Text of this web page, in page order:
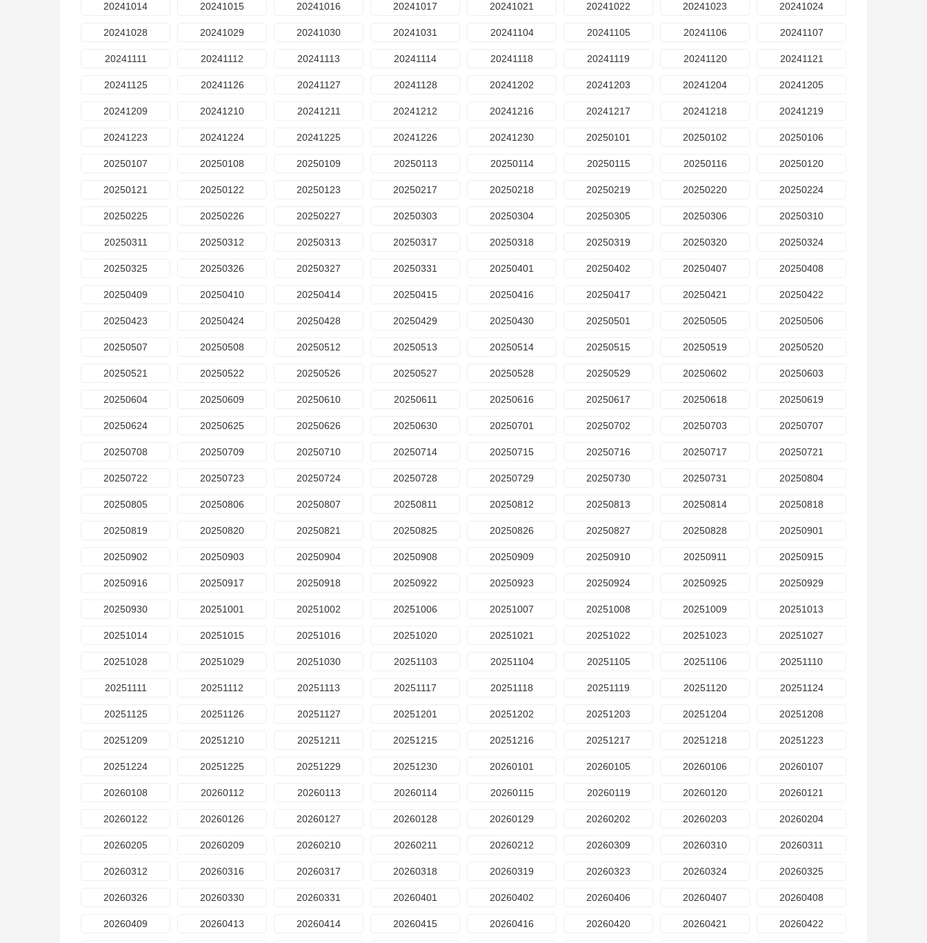
20241014 20241015 20241016 20241017 20241021 20241022 20241023 20241024
20241028 20241029 20241030 20241031 20241104 20241105 20241106 20241107
20241111 20241112 20241113 20241114 20241118 20241119 20241120 20241121
20241125 20241126 20241127 20241128 20241202 20241203 20241204 20241205
20241209 20241210 20241211 20241212 20241216 20241217 20241218 20241219
20241223 20241224 20241225 20241226 20241230 20250101 20250102 20250106
20250107 20250108 20250109 20250113 20250114 20250115 20250116 20250120
20250121 20250122 20250123 20250217 20250218 20250219 20250220 20250224
20250225 20250226 20250227 20250303 20250304 20250305 20250306 20250310
20250311 20250312 20250313 20250317 20250318 20250319 20250320 20250324
20250325 20250326 20250327 20250331 20250401 20250402 20250407 20250408
20250409 20250410 20250414 20250415 20250416 20250417 20250421 20250422
20250423 20250424 20250428 20250429 20250430 20250501 20250505 20250506
20250507 20250508 20250512 20250513 20250514 20250515 20250519 20250520
20250521 20250522 20250526 20250527 20250528 20250529 20250602 20250603
20250604 20250609 20250610 20250611 20250616 20250617 20250618 20250619
20250624 20250625 20250626 20250630 20250701 20250702 20250703 20250707
20250708 20250709 20250710 20250714 20250715 20250716 20250717 20250721
20250722 20250723 20250724 20250728 20250729 20250730 20250731 20250804
20250805 20250806 20250807 20250811 20250812 20250813 20250814 20250818
20250819 20250820 20250821 20250825 20250826 20250827 20250828 20250901
20250902 20250903 20250904 20250908 20250909 20250910 20250911 20250915
20250916 20250917 20250918 20250922 20250923 20250924 20250925 20250929
20250930 20251001 20251002 20251006 20251007 20251008 20251009 20251013
20251014 20251015 20251016 20251020 20251021 20251022 20251023 20251027
20251028 20251029 20251030 20251103 20251104 20251105 20251106 20251110
20251111 20251112 20251113 20251117 20251118 20251119 20251120 20251124
20251125 20251126 20251127 20251201 20251202 20251203 20251204 20251208
20251209 20251210 20251211 20251215 20251216 20251217 20251218 20251223
20251224 20251225 20251229 20251230 20260101 20260105 20260106 20260107
20260108 20260112 20260113 20260114 20260115 20260119 20260120 20260121
20260122 20260126 20260127 20260128 20260129 20260202 20260203 20260204
20260205 20260209 20260210 20260211 20260212 20260309 20260310 20260311
20260312 20260316 20260317 20260318 20260319 20260323 20260324 20260325
20260326 20260330 20260331 20260401 20260402 20260406 20260407 20260408
20260409 20260413 20260414 20260415 20260416 20260420 20260421 20260422